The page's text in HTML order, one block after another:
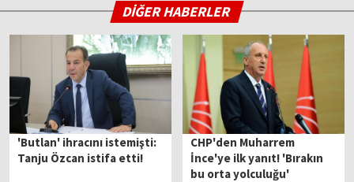
DİĞER HABERLER
'Butlan' ihracını istemişti:
Tanju Özcan istifa etti!
CHP'den Muharrem
İnce'ye ilk yanıt! 'Bırakın
bu orta yolculuğu'